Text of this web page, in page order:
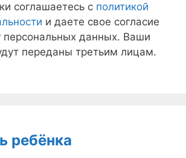
соглашаетесь с политикой
и даете свое согласие
персональных данных. Ваши
переданы третьим лицам.
ребёнка